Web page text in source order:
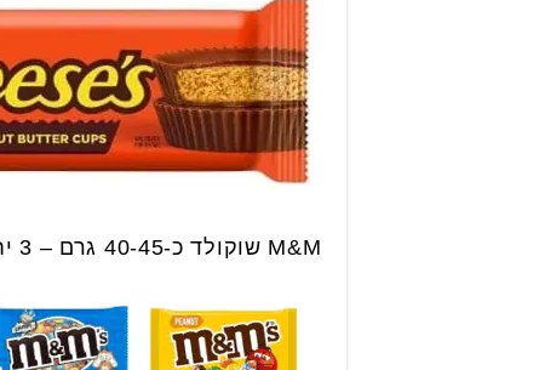
M&M שוקולד כ-40-45 גרם – 3 יחידות ב 12 ש״ח.